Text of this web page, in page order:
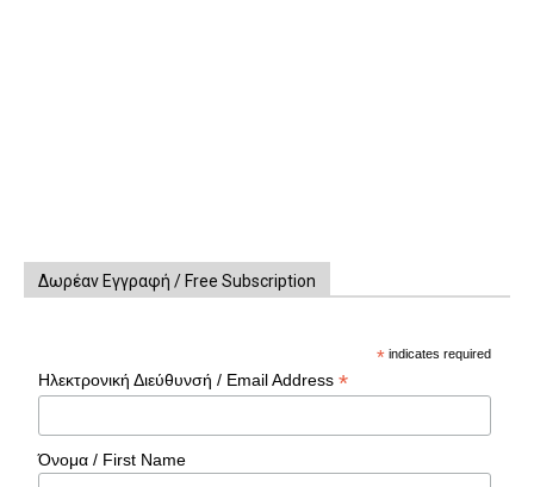
Δωρέαν Εγγραφή / Free Subscription
* indicates required
Ηλεκτρονική Διεύθυνσή / Email Address*
Όνομα / First Name